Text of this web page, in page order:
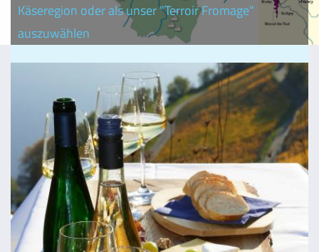
Käseregion oder als unser "Terroir Fromage"
auszuwählen